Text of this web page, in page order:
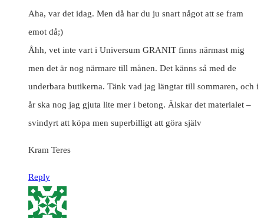
Aha, var det idag. Men då har du ju snart något att se fram
emot då;)
Åhh, vet inte vart i Universum GRANIT finns närmast mig
men det är nog närmare till månen. Det känns så med de
underbara butikerna. Tänk vad jag längtar till sommaren, och i
år ska nog jag gjuta lite mer i betong. Älskar det materialet –
svindyrt att köpa men superbilligt att göra själv
Kram Teres
Reply